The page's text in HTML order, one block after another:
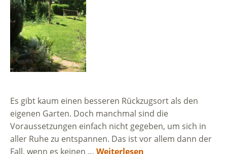
Es gibt kaum einen besseren Rückzugsort als den
eigenen Garten. Doch manchmal sind die
Voraussetzungen einfach nicht gegeben, um sich in
aller Ruhe zu entspannen. Das ist vor allem dann der
Fall, wenn es keinen … Weiterlesen